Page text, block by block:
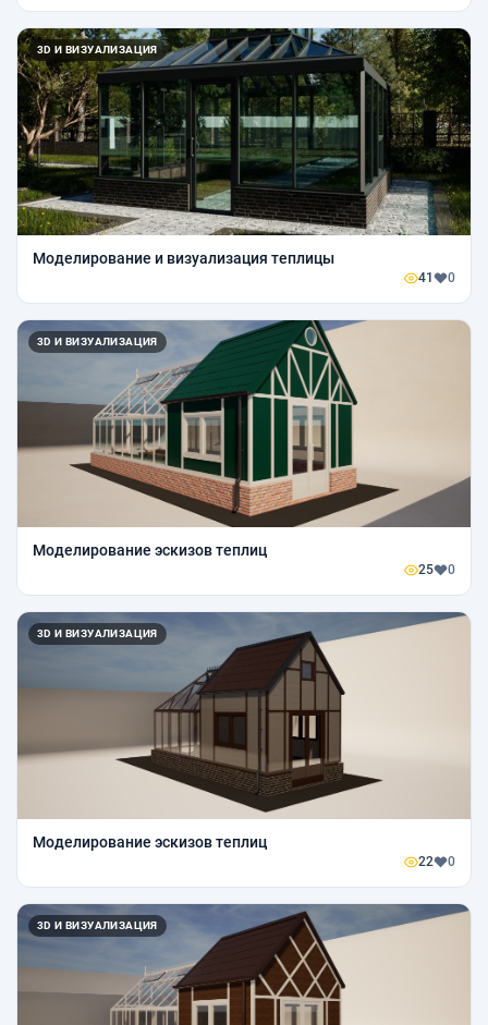
3D И ВИЗУАЛИЗАЦИЯ
Моделирование и визуализация теплицы
41 0
3D И ВИЗУАЛИЗАЦИЯ
Моделирование эскизов теплиц
25 0
3D И ВИЗУАЛИЗАЦИЯ
Моделирование эскизов теплиц
22 0
3D И ВИЗУАЛИЗАЦИЯ